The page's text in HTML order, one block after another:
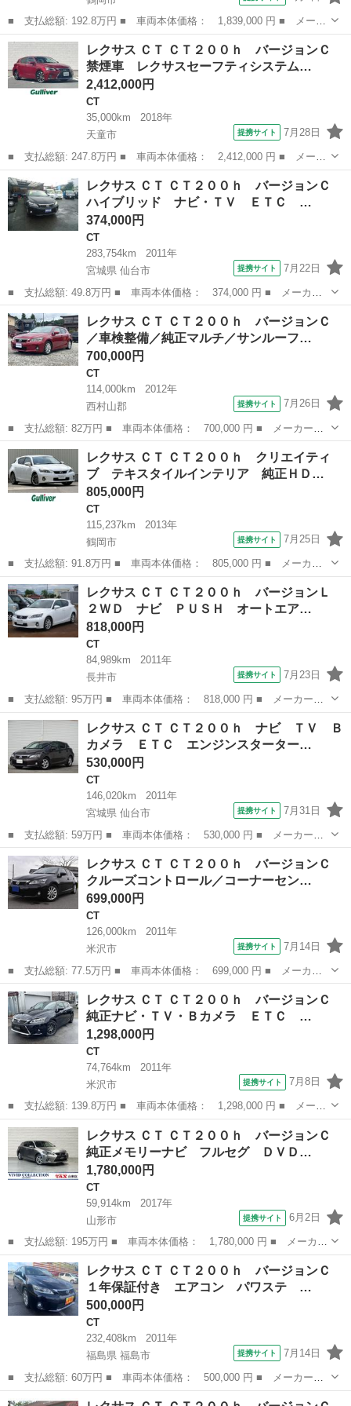
■ 支払総額: 192.8万円 ■ 車両本体価格： 1,839,000 円 ■ メーカ
ー名： レクサス ■ 車種名： ＣＴ ■ グレード名： ＣＴ２００
ｈ バージョンＣ 純正ＳＤナビ ＣＤ ＤＶＤ ＢＤ ＢＴ フル
セグ Ｍ...
山形 鶴岡市 CT
レクサス ＣＴ ＣＴ２００ｈ バージョンＣ
禁煙車 レクサスセーフティシステム…
2,412,000円
CT
35,000km
2018年
天童市
提携サイト 7月28日
■ 支払総額: 247.8万円 ■ 車両本体価格： 2,412,000 円 ■ メーカ
ー名： レクサス ■ 車種名： ＣＴ ■ グレード名： ＣＴ２００
ｈ バージョンＣ 禁煙車 レクサスセーフティシステム レーダー
クルーズ...
山形 天童市 CT
レクサス ＣＴ ＣＴ２００ｈ バージョンＣ
ハイブリッド ナビ・ＴＶ ＥＴＣ …
374,000円
CT
283,754km
2011年
宮城県 仙台市
提携サイト 7月22日
■ 支払総額: 49.8万円 ■ 車両本体価格： 374,000 円 ■ メーカー
名： レクサス ■ 車種名： ＣＴ ■ グレード名： ＣＴ２００
ｈ バージョンＣ ハイブリッド ナビ・ＴＶ ＥＴＣ ＢＫカメ
ラ フロントショ...
宮城 仙台市 CT
レクサス ＣＴ ＣＴ２００ｈ バージョンＣ
／車検整備／純正マルチ／サンルーフ…
700,000円
CT
114,000km
2012年
西村山郡
提携サイト 7月26日
■ 支払総額: 82万円 ■ 車両本体価格： 700,000 円 ■ メーカー
名： レクサス ■ 車種名： ＣＴ ■ グレード名： ＣＴ２００
ｈ バージョンＣ ／車検整備／純正マルチ／サンルーフ／バックカ
メラ／ＥＴＣ／ドラ...
山形 西村山郡
レクサス ＣＴ ＣＴ２００ｈ クリエイティ
ブ テキスタイルインテリア 純正ＨＤ…
805,000円
CT
115,237km
2013年
鶴岡市
提携サイト 7月25日
■ 支払総額: 91.8万円 ■ 車両本体価格： 805,000 円 ■ メーカー
名： レクサス ■ 車種名： ＣＴ ■ グレード名： ＣＴ２００
ｈ クリエイティブ テキスタイルインテリア 純正ＨＤＤナビ Ｃ
Ｄ ＤＶＤ Ｂ...
山形 鶴岡市 CT
レクサス ＣＴ ＣＴ２００ｈ バージョンＬ
２ＷＤ ナビ ＰＵＳＨ オートエア…
818,000円
CT
84,989km
2011年
長井市
提携サイト 7月23日
■ 支払総額: 95万円 ■ 車両本体価格： 818,000 円 ■ メーカー
名： レクサス ■ 車種名： ＣＴ ■ グレード名： ＣＴ２００
ｈ バージョンＬ ２ＷＤ ナビ ＰＵＳＨ オートエアコン・ライ
ト 電動シート オ...
山形 長井市 CT
レクサス ＣＴ ＣＴ２００ｈ ナビ ＴＶ Ｂ
カメラ ＥＴＣ エンジンスターター…
530,000円
CT
146,020km
2011年
宮城県 仙台市
提携サイト 7月31日
■ 支払総額: 59万円 ■ 車両本体価格： 530,000 円 ■ メーカー
名： レクサス ■ 車種名： ＣＴ ■ グレード名： ＣＴ２００
ｈ ナビ ＴＶ Ｂカメラ ＥＴＣ エンジンスターター ■ 排気
量： 1800cc...
宮城 仙台市 CT
レクサス ＣＴ ＣＴ２００ｈ バージョンＣ
クルーズコントロール／コーナーセン…
699,000円
CT
126,000km
2011年
米沢市
提携サイト 7月14日
■ 支払総額: 77.5万円 ■ 車両本体価格： 699,000 円 ■ メーカー
名： レクサス ■ 車種名： ＣＴ ■ グレード名： ＣＴ２００
ｈ バージョンＣ クルーズコントロール／コーナーセンサー／シー
トヒーター／Ｅ...
山形 米沢市 CT
レクサス ＣＴ ＣＴ２００ｈ バージョンＣ
純正ナビ・ＴＶ・Ｂカメラ ＥＴＣ …
1,298,000円
CT
74,764km
2011年
米沢市
提携サイト 7月8日
■ 支払総額: 139.8万円 ■ 車両本体価格： 1,298,000 円 ■ メーカ
ー名： レクサス ■ 車種名： ＣＴ ■ グレード名： ＣＴ２００
ｈ バージョンＣ 純正ナビ・ＴＶ・Ｂカメラ ＥＴＣ シートヒー
ター ス...
山形 米沢市 CT
レクサス ＣＴ ＣＴ２００ｈ バージョンＣ
純正メモリーナビ フルセグ ＤＶＤ…
1,780,000円
CT
59,914km
2017年
山形市
提携サイト 6月2日
■ 支払総額: 195万円 ■ 車両本体価格： 1,780,000 円 ■ メーカー
名： レクサス ■ 車種名： ＣＴ ■ グレード名： ＣＴ２００
ｈ バージョンＣ 純正メモリーナビ フルセグ ＤＶＤ Ｂｌｕｅ
ｔｏｏｔｈ ...
山形 山形市 CT
レクサス ＣＴ ＣＴ２００ｈ バージョンＣ
１年保証付き エアコン パワステ …
500,000円
CT
232,408km
2011年
福島県 福島市
提携サイト 7月14日
■ 支払総額: 60万円 ■ 車両本体価格： 500,000 円 ■ メーカー
名： レクサス ■ 車種名： ＣＴ ■ グレード名： ＣＴ２００
福島 福島市 CT